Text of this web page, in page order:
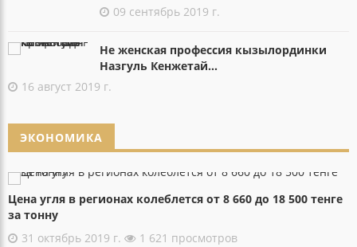
09 сентябрь 2019 г.
Не женская профессия кызылординки
Назгуль Кенжетай...
16 август 2019 г.
ЭКОНОМИКА
Цена угля в регионах колеблется от 8 660 до 18 500 тенге
за тонну
31 октябрь 2019 г.
1 621 просмотров